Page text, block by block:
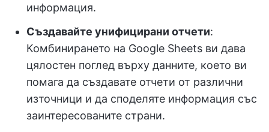
информация.
Създавайте унифицирани отчети:
Комбинирането на Google Sheets ви дава
цялостен поглед върху данните, което ви
помага да създавате отчети от различни
източници и да споделяте информация със
заинтересованите страни.